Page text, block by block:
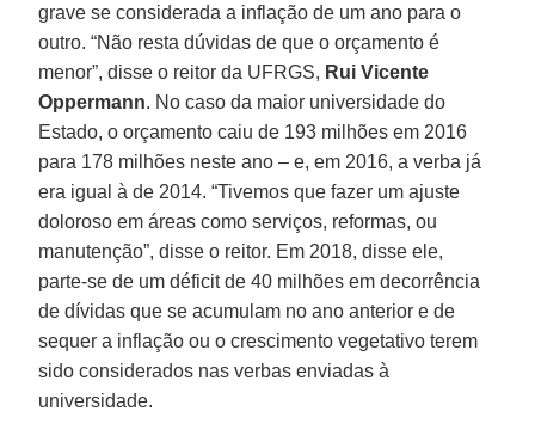
grave se considerada a inflação de um ano para o
outro. “Não resta dúvidas de que o orçamento é
menor”, disse o reitor da UFRGS, Rui Vicente
Oppermann. No caso da maior universidade do
Estado, o orçamento caiu de 193 milhões em 2016
para 178 milhões neste ano – e, em 2016, a verba já
era igual à de 2014. “Tivemos que fazer um ajuste
doloroso em áreas como serviços, reformas, ou
manutenção”, disse o reitor. Em 2018, disse ele,
parte-se de um déficit de 40 milhões em decorrência
de dívidas que se acumulam no ano anterior e de
sequer a inflação ou o crescimento vegetativo terem
sido considerados nas verbas enviadas à
universidade.